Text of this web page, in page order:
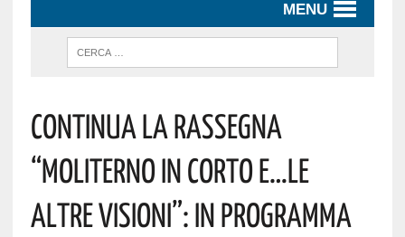
MENU
Continua La Rassegna
“Moliterno In Corto E…Le
Altre Visioni”: In Programma